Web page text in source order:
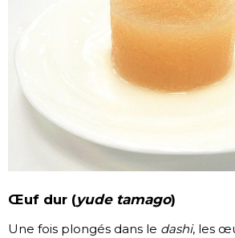
Œuf dur (yude tamago)
Une fois plongés dans le dashi, les